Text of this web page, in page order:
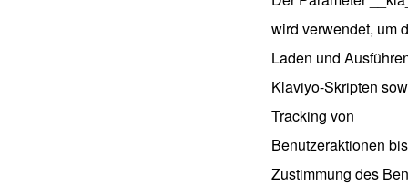
wird verwendet, um
Laden und
Klaviyo-Skripten
Tracking von
Benutzeraktionen
Zustimmung des